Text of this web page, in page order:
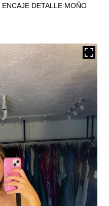
MENÚ
HIJO
DETALLE MOÑO